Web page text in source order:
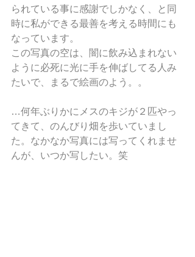
られている事に感謝でしかなく、と同
時に私ができる最善を考える時間にも
なっています。
この写真の空は、闇に飲み込まれない
ように必死に光に手を伸ばしてる人み
たいで、まるで絵画のよう。。
…何年ぶりかにメスのキジが２匹やっ
てきて、のんびり畑を歩いていまし
た。なかなか写真には写ってくれませ
んが、いつか写したい。笑